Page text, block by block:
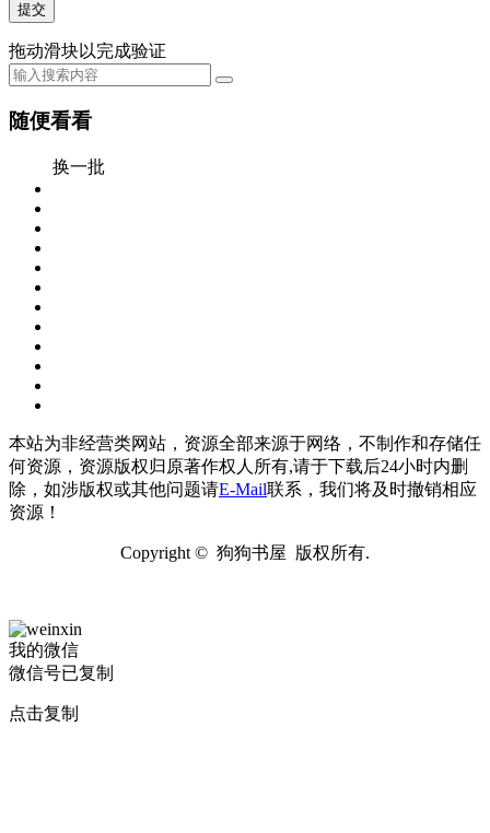
提交
拖动滑块以完成验证
随便看看
换一批
本站为非经营类网站，资源全部来源于网络，不制作和存储任
何资源，资源版权归原著作权人所有,请于下载后24小时内删
除，如涉版权或其他问题请E-Mail联系，我们将及时撤销相应
资源！
Copyright © 狗狗书屋 版权所有.
我的微信
微信号已复制
点击复制